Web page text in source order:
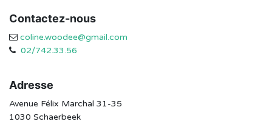
Contactez-nous
coline.woodee@gmail.com
02/742.33.56
Adresse
Avenue Félix Marchal 31-35
1030 Schaerbeek